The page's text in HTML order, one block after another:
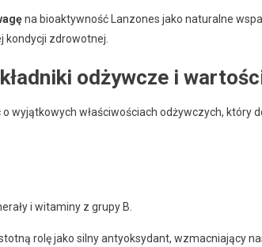
na bioaktywność Lanzones jako naturalne
kondycji zdrowotnej.
odżywcze i
wyjątkowych właściwościach odżywczych, który
i witaminy z grupy B.
rolę jako silny antyoksydant, wzmacniający